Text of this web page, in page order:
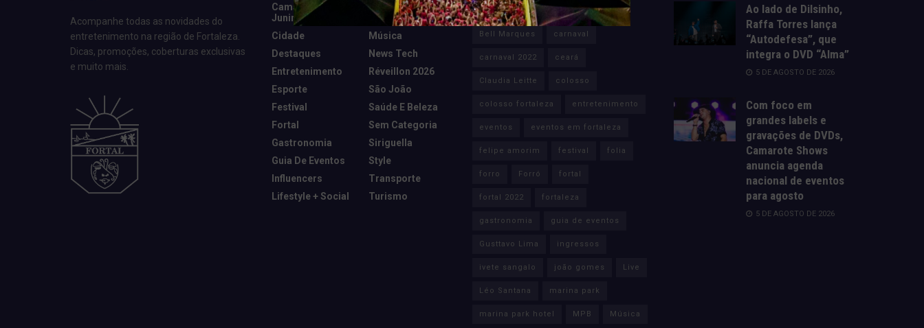
Acompanhe todas as novidades do
entretenimento na região de Fortaleza.
Dicas, promoções, coberturas exclusivas
e muito mais.
Camarote Vip
Junino
Cidade
Destaques
Entretenimento
Esporte
Festival
Fortal
Gastronomia
Guia De Eventos
Influencers
Lifestyle + Social
Marketing E
Negócios
Música
News Tech
Réveillon 2026
São João
Saúde E Beleza
Sem Categoria
Siriguella
Style
Transporte
Turismo
Anitta Axé Banda Eva
Bell Marques carnaval
carnaval 2022 ceará
Claudia Leitte colosso
colosso fortaleza entretenimento
eventos eventos em fortaleza
felipe amorim festival folia
forro Forró fortal
fortal 2022 fortaleza
gastronomia guia de eventos
Gusttavo Lima ingressos
ivete sangalo joão gomes Live
Léo Santana marina park
marina park hotel MPB Música
Ao lado de Dilsinho,
Raffa Torres lança
“Autodefesa”, que
integra o DVD “Alma”
5 DE AGOSTO DE 2026
Com foco em
grandes labels e
gravações de DVDs,
Camarote Shows
anuncia agenda
nacional de eventos
para agosto
5 DE AGOSTO DE 2026